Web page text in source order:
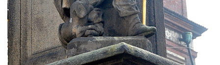
Sloup Panny Marie v kašně v České
Kamenici
Sloup Panny Marie ve Hřebenech
Sloup Panny Marie Immaculaty u kostela
svatých Petra a Pavla v Růžové